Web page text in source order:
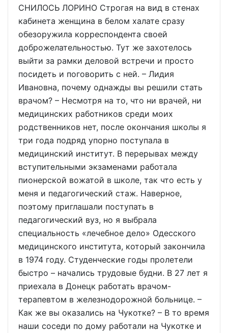
СНИЛОСЬ ЛОРИНО Строгая на вид в стенах
кабинета женщина в белом халате сразу
обезоружила корреспондента своей
доброжелательностью. Тут же захотелось
выйти за рамки деловой встречи и просто
посидеть и поговорить с ней. – Лидия
Ивановна, почему однажды вы решили стать
врачом? – Несмотря на то, что ни врачей, ни
медицинских работников среди моих
родственников нет, после окончания школы я
три года подряд упорно поступала в
медицинский институт. В перерывах между
вступительными экзаменами работала
пионерской вожатой в школе, так что есть у
меня и педагогический стаж. Наверное,
поэтому приглашали поступать в
педагогический вуз, но я выбрала
специальность «лечебное дело» Одесского
медицинского института, который закончила
в 1974 году. Студенческие годы пролетели
быстро – начались трудовые будни. В 27 лет я
приехала в Донецк работать врачом-
терапевтом в железнодорожной больнице. –
Как же вы оказались на Чукотке? – В то время
наши соседи по дому работали на Чукотке и